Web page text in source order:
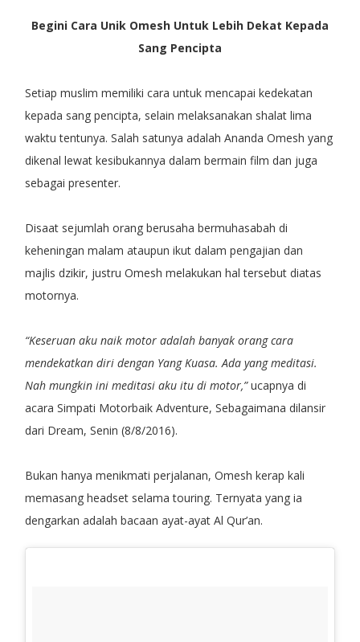
Begini Cara Unik Omesh Untuk Lebih Dekat Kepada
Sang Pencipta
Setiap muslim memiliki cara untuk mencapai kedekatan
kepada sang pencipta, selain melaksanakan shalat lima
waktu tentunya. Salah satunya adalah Ananda Omesh yang
dikenal lewat kesibukannya dalam bermain film dan juga
sebagai presenter.
Disaat sejumlah orang berusaha bermuhasabah di
keheningan malam ataupun ikut dalam pengajian dan
majlis dzikir, justru Omesh melakukan hal tersebut diatas
motornya.
“Keseruan aku naik motor adalah banyak orang cara
mendekatkan diri dengan Yang Kuasa. Ada yang meditasi.
Nah mungkin ini meditasi aku itu di motor,”ucapnya di
acara Simpati Motorbaik Adventure, Sebagaimana dilansir
dari Dream, Senin (8/8/2016).
Bukan hanya menikmati perjalanan, Omesh kerap kali
memasang headset selama touring. Ternyata yang ia
dengarkan adalah bacaan ayat-ayat Al Qur’an.